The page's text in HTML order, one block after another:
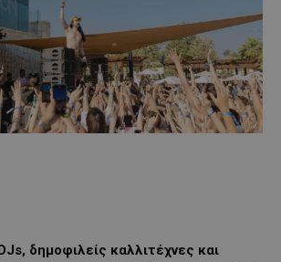
δημοφιλείς καλλιτέχνες και